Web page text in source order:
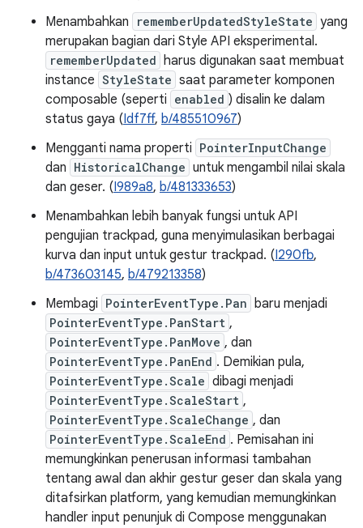
Menambahkan
rememberUpdatedStyleState yang
merupakan bagian dari Style API eksperimental.
rememberUpdated harus digunakan saat membuat
instance StyleState saat parameter komponen
composable (seperti enabled ) disalin ke dalam
status gaya (Idf7ff, b/485510967)
Mengganti nama properti PointerInputChange
dan HistoricalChange untuk mengambil nilai skala
dan geser. (I989a8, b/481333653)
Menambahkan lebih banyak fungsi untuk API
pengujian trackpad, guna menyimulasikan berbagai
kurva dan input untuk gestur trackpad. (I290fb,
b/473603145, b/479213358)
Membagi PointerEventType.Pan baru menjadi
PointerEventType.PanStart ,
PointerEventType.PanMove , dan
PointerEventType.PanEnd . Demikian pula,
PointerEventType.Scale dibagi menjadi
PointerEventType.ScaleStart ,
PointerEventType.ScaleChange , dan
PointerEventType.ScaleEnd . Pemisahan ini
memungkinkan penerusan informasi tambahan
tentang awal dan akhir gestur geser dan skala yang
ditafsirkan platform, yang kemudian memungkinkan
handler input penunjuk di Compose menggunakan